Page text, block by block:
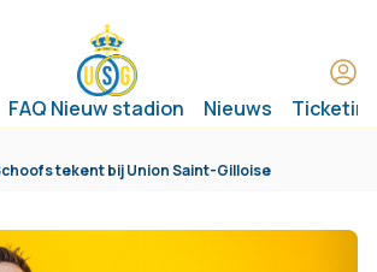
FAQ Nieuw stadion Nieuws
tekent bij Union Saint-Gilloise